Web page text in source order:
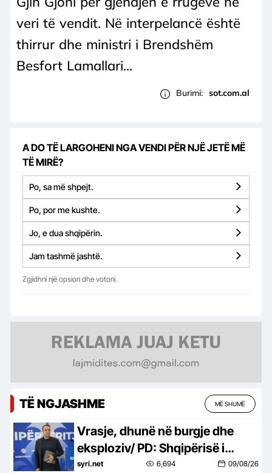
veri të vendit. Në interpelancë është
thirrur dhe ministri i Brendshëm
Besfort Lamallari...
Burimi: sot.com.al
A DO TË LARGOHENI NGA VENDI PËR NJË JETË MË
TË MIRË?
Po, sa më shpejt.
Po, por me kushte.
Jo, e dua shqipërin.
Jam tashmë jashtë.
Zgjidhni një opsion dhe votoni.
TË NGJASHME MË SHUMË
Vrasje, dhunë në burgje dhe
eksploziv/ PD: Shqipërisë i
mungon shteti, pas 13 vitesh
syri.net 6,694 09/08/26